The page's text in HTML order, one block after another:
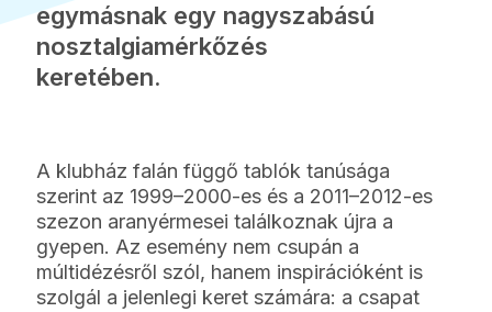
egymásnak egy nagyszabású
nosztalgiamérkőzés
keretében.
A klubház falán függő tablók tanúsága
szerint az 1999–2000-es és a 2011–2012-es
szezon aranyérmesei találkoznak újra a
gyepen. Az esemény nem csupán a
múltidézésről szól, hanem inspirációként is
szolgál a jelenlegi keret számára: a csapat